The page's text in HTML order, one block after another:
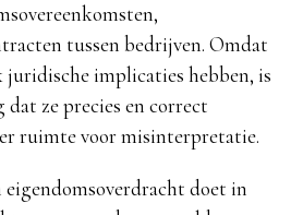
tussen bedrijven. Omdat
juridische implicaties hebben, is
dat ze precies en correct
ruimte voor misinterpretatie.
eigendomsoverdracht doet in